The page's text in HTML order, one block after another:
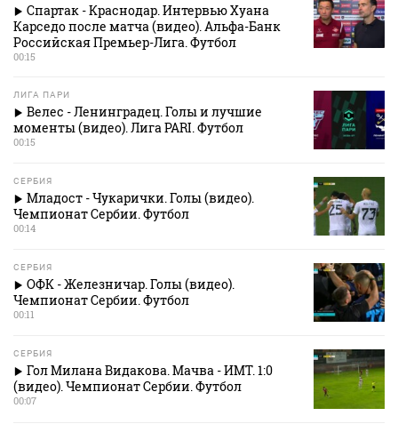
Спартак - Краснодар. Интервью Хуана
Карседо после матча (видео). Альфа-Банк
Российская Премьер-Лига. Футбол
00:15
ЛИГА ПАРИ
Велес - Ленинградец. Голы и лучшие
моменты (видео). Лига PARI. Футбол
00:15
СЕРБИЯ
Младост - Чукарички. Голы (видео).
Чемпионат Сербии. Футбол
00:14
СЕРБИЯ
ОФК - Железничар. Голы (видео).
Чемпионат Сербии. Футбол
00:11
СЕРБИЯ
Гол Милана Видакова. Мачва - ИМТ. 1:0
(видео). Чемпионат Сербии. Футбол
00:07